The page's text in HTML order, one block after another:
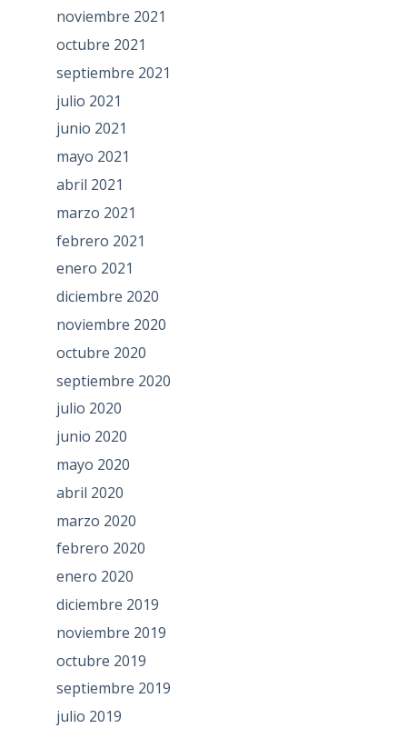
noviembre 2021
octubre 2021
septiembre 2021
julio 2021
junio 2021
mayo 2021
abril 2021
marzo 2021
febrero 2021
enero 2021
diciembre 2020
noviembre 2020
octubre 2020
septiembre 2020
julio 2020
junio 2020
mayo 2020
abril 2020
marzo 2020
febrero 2020
enero 2020
diciembre 2019
noviembre 2019
octubre 2019
septiembre 2019
julio 2019